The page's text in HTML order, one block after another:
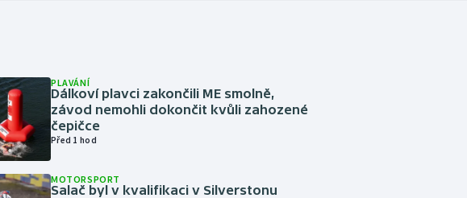
PLAVÁNÍ
Dálkoví plavci zakončili ME smolně,
závod nemohli dokončit kvůli zahozené
čepičce
Před 1 hod
MOTORSPORT
Salač byl v kvalifikaci v Silverstonu